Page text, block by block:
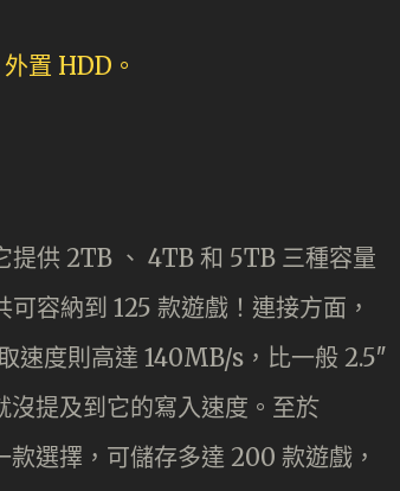
供 2TB 、 4TB 和 5TB 三種容量
容納到 125 款遊戲！連接方面，
速度則高達 140MB/s，比一般 2.5″
提及到它的寫入速度。至於
選擇，可儲存多達 200 款遊戲，